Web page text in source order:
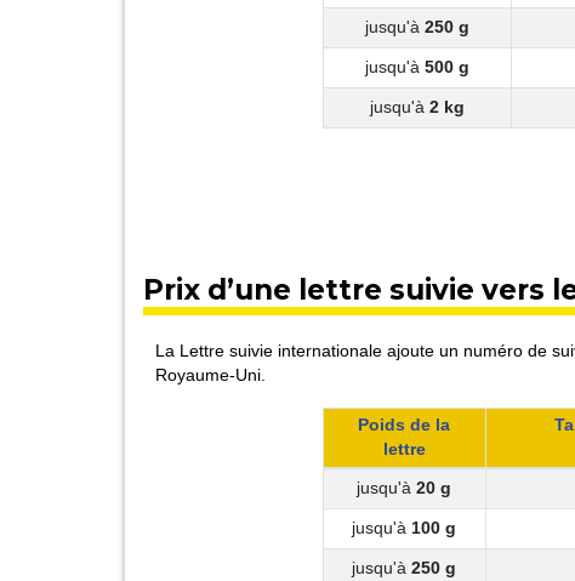
jusqu'à 250 g
jusqu'à 500 g
jusqu'à 2 kg
Prix d’une lettre suivie vers
La Lettre suivie internationale ajoute un numéro de
Royaume-Uni.
Poids de la
lettre
jusqu'à 20 g
jusqu'à 100 g
jusqu'à 250 g